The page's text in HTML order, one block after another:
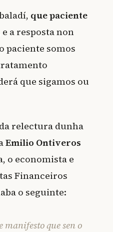
que paciente
e a resposta non
paciente somos
que sigamos ou
relectura dunha
Emilio Ontiveros
o economista e
Financeiros
o seguinte:
manifesto que sen o